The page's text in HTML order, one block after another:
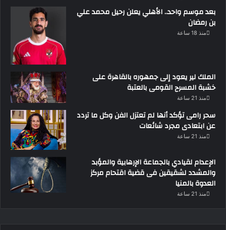
بعد موسم واحد.. الأهلي يعلن رحيل محمد علي
بن رمضان
منذ 18 ساعة
الملك لير يعود إلى جمهوره بالقاهرة على
خشبة المسرح القومى بالعتبة
منذ 21 ساعة
سحر رامى تؤكد أنها لم تعتزل الفن وكل ما تردد
عن ابتعادى مجرد شائعات
منذ 21 ساعة
الإعدام لقيادي بالجماعة الإرهابية والمؤبد
والمشدد لشقيقين فى قضية اقتحام مركز
العدوة بالمنيا
منذ 21 ساعة